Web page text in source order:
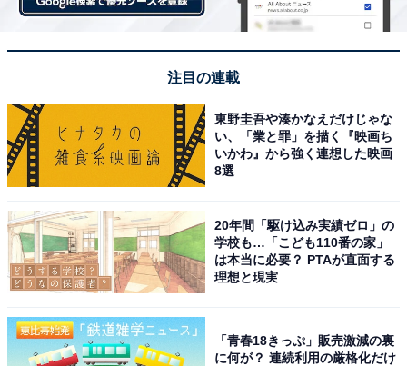
注目の連載
東野圭吾や湊かなえだけじゃな
い、「業と罪」を描く『映画ち
いかわ』から強く連想した映画
8選
20年間「駆け込み実績ゼロ」の
学校も…「こども110番の家」
は本当に必要？ PTAが直面する
理想と現実
「青春18きっぷ」販売激減の裏
に何が？ 連続利用の厳格化だけ